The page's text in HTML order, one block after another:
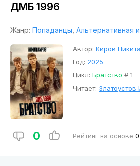
ДМБ 1996
Жанр: Попаданцы Альтернативная
Автор: Киров Никита
Год: 2025
Цикл: Братство # 1
Читает: Златоустов
0 Рейтинг на основе 0